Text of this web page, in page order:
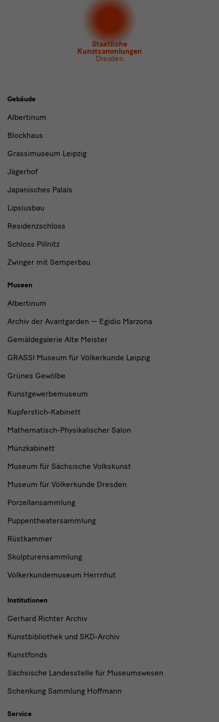
Museum für Sächsische Volkskunst
Staatliche
Kunstsammlungen
Dresden
Gebäude,
Museen
Institutionen
Gebäude
Albertinum
Blockhaus
Grassimuseum Leipzig
Jägerhof
Japanisches Palais
Lipsiusbau
Residenzschloss
Schloss Pillnitz
Zwinger mit Semperbau
Museen
Albertinum
Archiv der Avantgarden — Egidio Marzona
Gemäldegalerie Alte Meister
GRASSI Museum für Völkerkunde Leipzig
Grünes Gewölbe
Kunstgewerbemuseum
Kupferstich-Kabinett
Mathematisch-Physikalischer Salon
Münzkabinett
Museum für Sächsische Volkskunst
Museum für Völkerkunde Dresden
Porzellansammlung
Puppentheatersammlung
Rüstkammer
Skulpturensammlung
Völkerkundemuseum Herrnhut
Institutionen
Gerhard Richter Archiv
Kunstbibliothek und SKD-Archiv
Kunstfonds
Sächsische Landesstelle für Museumswesen
Schenkung Sammlung Hoffmann
Service